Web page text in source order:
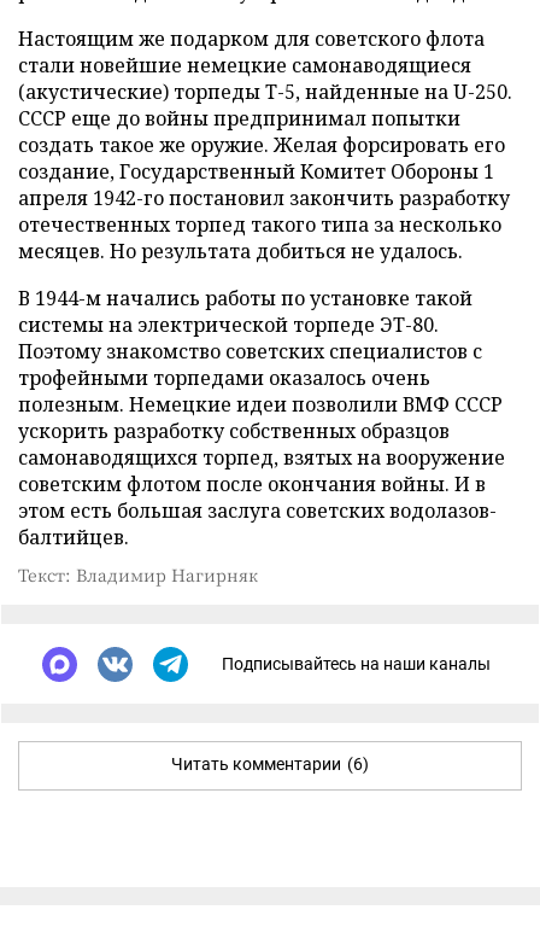
Настоящим же подарком для советского флота
стали новейшие немецкие самонаводящиеся
(акустические) торпеды T-5, найденные на U-250.
СССР еще до войны предпринимал попытки
создать такое же оружие. Желая форсировать его
создание, Государственный Комитет Обороны 1
апреля 1942-го постановил закончить разработку
отечественных торпед такого типа за несколько
месяцев. Но результата добиться не удалось.
В 1944-м начались работы по установке такой
системы на электрической торпеде ЭТ-80.
Поэтому знакомство советских специалистов с
трофейными торпедами оказалось очень
полезным. Немецкие идеи позволили ВМФ СССР
ускорить разработку собственных образцов
самонаводящихся торпед, взятых на вооружение
советским флотом после окончания войны. И в
этом есть большая заслуга советских водолазов-
балтийцев.
Текст: Владимир Нагирняк
Подписывайтесь на наши каналы
Читать комментарии (6)